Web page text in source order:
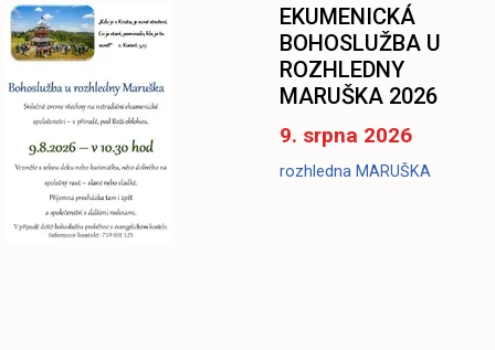
EKUMENICKÁ
BOHOSLUŽBA U
ROZHLEDNY
MARUŠKA 2026
9. srpna 2026
rozhledna MARUŠKA